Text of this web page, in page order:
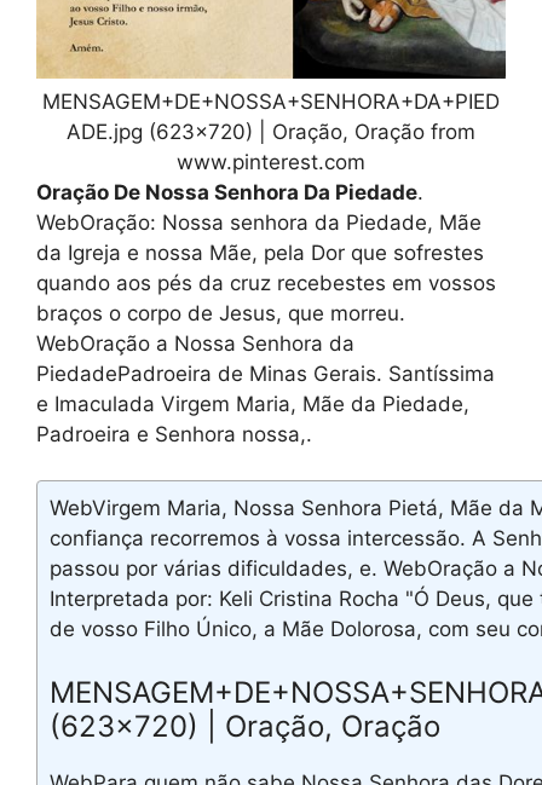
MENSAGEM+DE+NOSSA+SENHORA+DA+PIED
ADE.jpg (623×720) | Oração, Oração from
www.pinterest.com
Oração De Nossa Senhora Da Piedade.
WebOração: Nossa senhora da Piedade, Mãe
da Igreja e nossa Mãe, pela Dor que sofrestes
quando aos pés da cruz recebestes em vossos
braços o corpo de Jesus, que morreu.
WebOração a Nossa Senhora da
PiedadePadroeira de Minas Gerais. Santíssima
e Imaculada Virgem Maria, Mãe da Piedade,
Padroeira e Senhora nossa,.
WebVirgem Maria, Nossa Senhora Pietá, Mãe da
confiança recorremos à vossa intercessão. A
passou por várias dificuldades, e. WebOração a
Interpretada por: Keli Cristina Rocha "Ó Deus,
de vosso Filho Único, a Mãe Dolorosa, com seu
(623×720) | Oração, Oração